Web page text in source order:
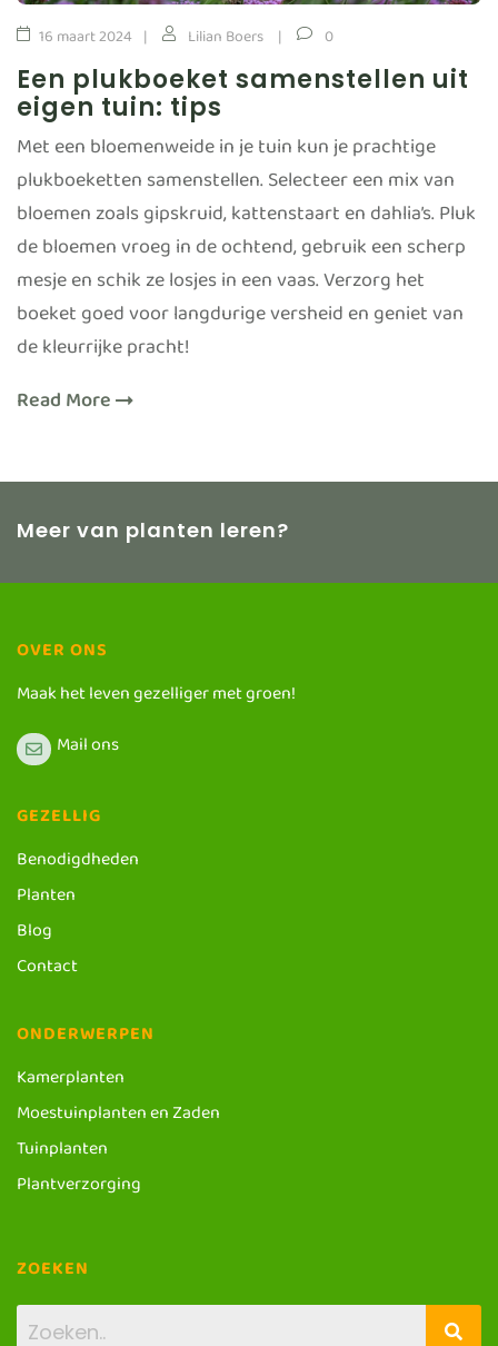
16 maart 2024 Lilian Boers 0
Een plukboeket samenstellen uit
eigen tuin: tips
Met een bloemenweide in je tuin kun je prachtige
plukboeketten samenstellen. Selecteer een mix van
bloemen zoals gipskruid, kattenstaart en dahlia’s. Pluk
de bloemen vroeg in de ochtend, gebruik een scherp
mesje en schik ze losjes in een vaas. Verzorg het
boeket goed voor langdurige versheid en geniet van
de kleurrijke pracht!
Read More
Meer van planten leren?
OVER ONS
Maak het leven gezelliger met groen!
Mail ons
GEZELLIG
Benodigdheden
Planten
Blog
Contact
ONDERWERPEN
Kamerplanten
Moestuinplanten en Zaden
Tuinplanten
Plantverzorging
ZOEKEN